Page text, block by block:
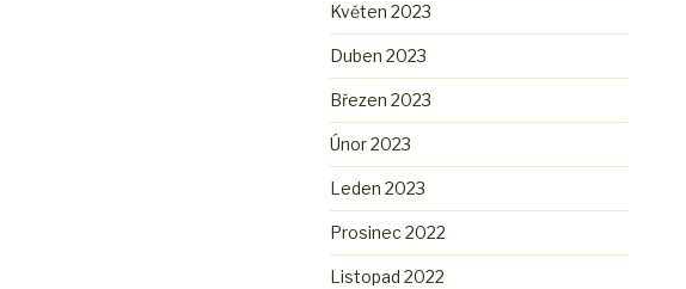
Květen 2023
Duben 2023
Březen 2023
Únor 2023
Leden 2023
Prosinec 2022
Listopad 2022